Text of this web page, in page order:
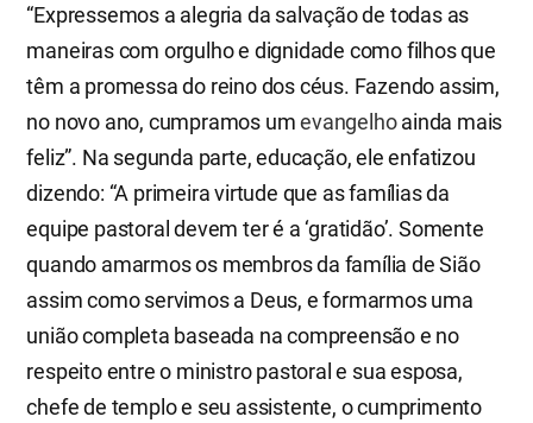
“Expressemos a alegria da salvação de todas as
maneiras com orgulho e dignidade como filhos que
têm a promessa do reino dos céus. Fazendo assim,
no novo ano, cumpramos umevangelhoainda mais
feliz”. Na segunda parte, educação, ele enfatizou
dizendo: “A primeira virtude que as famílias da
equipe pastoral devem ter é a ‘gratidão’. Somente
quando amarmos os membros da família de Sião
assim como servimos a Deus, e formarmos uma
união completa baseada na compreensão e no
respeito entre o ministro pastoral e sua esposa,
chefe de templo e seu assistente, o cumprimento